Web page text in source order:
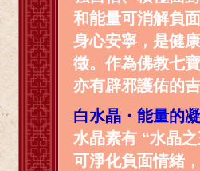
和能量可消解負
身心安寧，是健
徵。作為佛教七
亦有辟邪護佑的吉
白水晶・能量的
水晶素有 “水晶之
可淨化負面情緒